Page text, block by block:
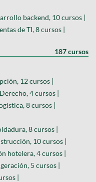
backend, 10 cursos |
de TI, 8 cursos |
187 cursos
12 cursos |
Derecho, 4 cursos |
8 cursos |
8 cursos |
10 cursos |
hotelera, 4 cursos |
5 cursos |
|